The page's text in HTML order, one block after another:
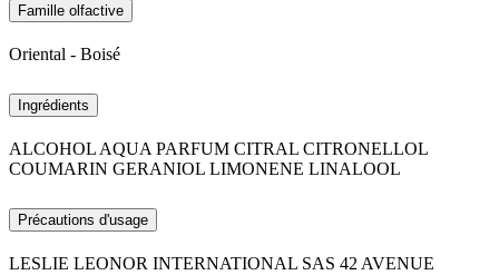
Famille olfactive
Oriental - Boisé
Ingrédients
ALCOHOL AQUA PARFUM CITRAL CITRONELLOL
COUMARIN GERANIOL LIMONENE LINALOOL
Précautions d'usage
LESLIE LEONOR INTERNATIONAL SAS 42 AVENUE